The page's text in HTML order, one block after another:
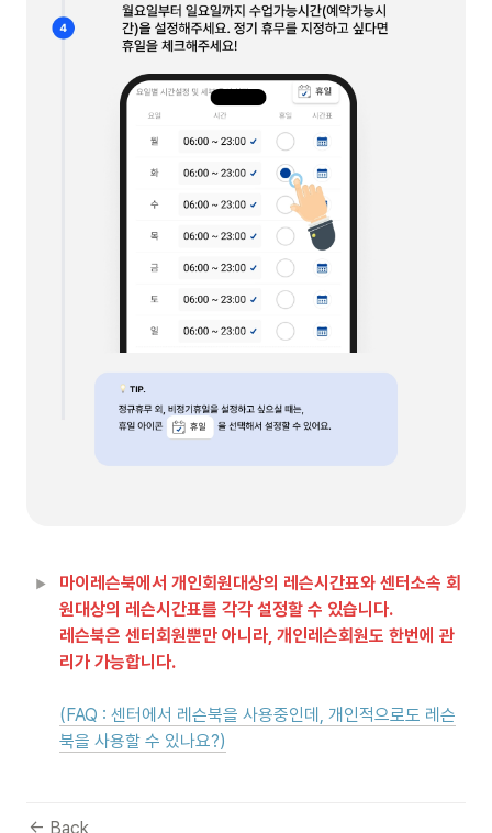
마이레슨북에서 개인회원대상의 레슨시간표와 센터소속 회
원대상의 레슨시간표를 각각 설정할 수 있습니다.
레슨북은 센터회원뿐만 아니라, 개인레슨회원도 한번에 관
(FAQ : 센터에서 레슨북을 사용중인데, 개인적으로도 레슨
북을 사용할 수 있나요?)
← Back